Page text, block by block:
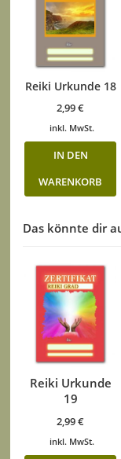
Reiki Urkunde 18
2,99€
inkl. MwSt.
IN DEN
WARENKORB
Das könnte dir
Reiki Urkunde
19
2,99€
inkl. MwSt.